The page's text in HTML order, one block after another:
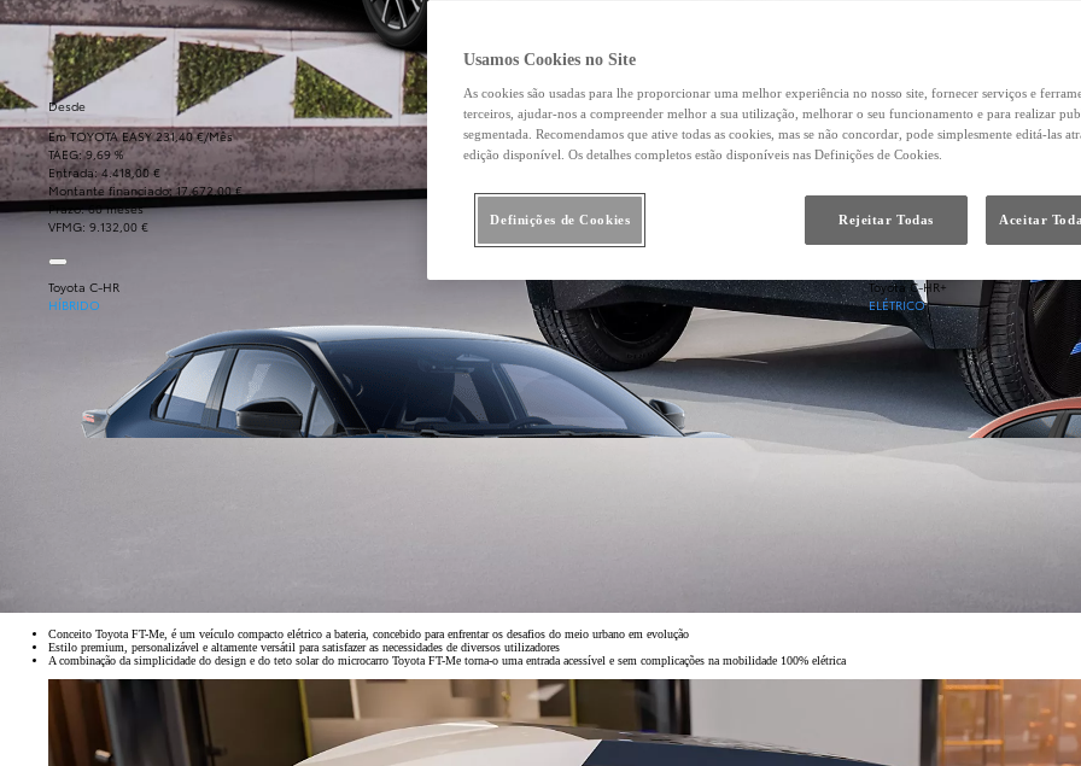
Desde
Em TOYOTA EASY 231,40 €/Mês
TAEG: 9,69 %
Entrada: 4.418,00 €
Montante financiado: 17.672,00 €
Prazo: 60 meses
VFMG: 9.132,00 €
Desde
Em TOYOTA EASY 219,11 €/Mês
TAEG: 9,33 %
VFMG: 13.123,00 €
Toyota C-HR
HÍBRIDO
Toyota C-HR+
ELÉTRICO
Conceito Toyota FT-Me, é um veículo compacto elétrico a bateria, concebido para enfrentar os desafios do meio urbano em evolução
Estilo premium, personalizável e altamente versátil para satisfazer as necessidades de diversos utilizadores
A combinação da simplicidade do design e do teto solar do microcarro Toyota FT-Me torna-o uma entrada acessível e sem complicações na mobilidade 100% elétrica
Usamos Cookies no Site
As cookies são usadas para lhe proporcionar uma melhor experiência no nosso site, fornecer serviços e
terceiros, ajudar-nos a compreender melhor a sua utilização, melhorar o seu funcionamento e para realizar
segmentada. Recomendamos que ative todas as cookies, mas se não concordar, pode simplesmente editá-las
edição disponível. Os detalhes completos estão disponíveis nas Definições de Cookies.
Rejeitar Todas Aceitar
Definições de Cookies